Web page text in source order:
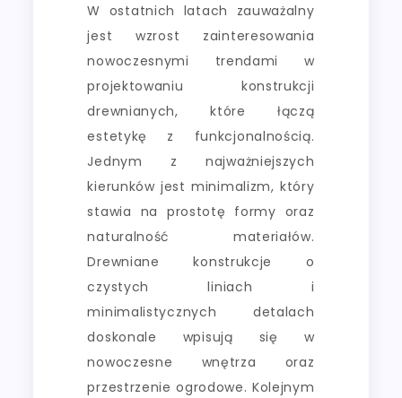
W ostatnich latach zauważalny
jest wzrost zainteresowania
nowoczesnymi trendami w
projektowaniu konstrukcji
drewnianych, które łączą
estetykę z funkcjonalnością.
Jednym z najważniejszych
kierunków jest minimalizm, który
stawia na prostotę formy oraz
naturalność materiałów.
Drewniane konstrukcje o
czystych liniach i
minimalistycznych detalach
doskonale wpisują się w
nowoczesne wnętrza oraz
przestrzenie ogrodowe. Kolejnym